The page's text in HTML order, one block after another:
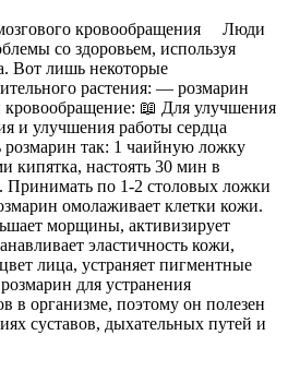
кpовообращения ⠀ Люди
со здоровьем, используя
Вот лишь некоторые
растения: — розмарин
кровообращение: 📖 Для улучшения
и улучшения работы сердца
розмарин так: 1 чаийную ложку
кипятка, настоять 30 мин в
Принимать по 1-2 столовых ложки
омолаживает клетки кожи.
морщины, активизирует
эластичность кожи,
лица, устраняет пигментные
для устранения
в организме, поэтому он полезен
суставов, дыхательных путей и